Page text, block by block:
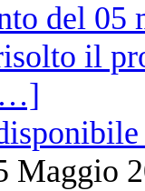
Maggio